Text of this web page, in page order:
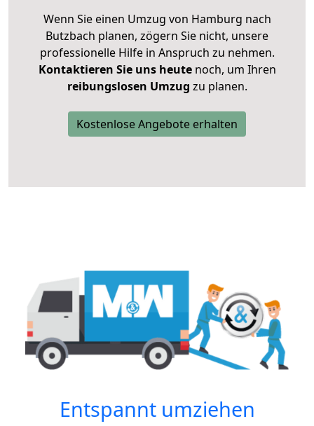
Wenn Sie einen Umzug von Hamburg nach
Butzbach planen, zögern Sie nicht, unsere
professionelle Hilfe in Anspruch zu nehmen.
Kontaktieren Sie uns heutenoch, um Ihren
reibungslosen Umzug zu planen.
Kostenlose Angebote erhalten
Entspannt umziehen